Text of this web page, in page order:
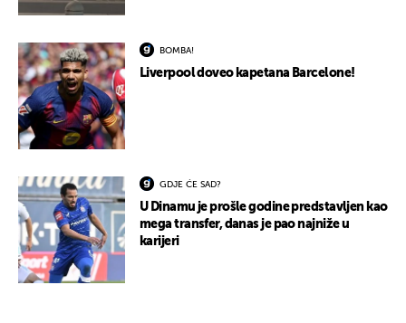
BOMBA!
Liverpool doveo kapetana Barcelone!
GDJE ĆE SAD?
U Dinamu je prošle godine predstavljen kao
mega transfer, danas je pao najniže u
karijeri